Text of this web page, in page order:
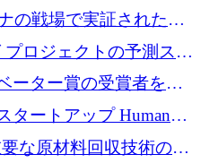
ジェンス プラットフォ
プレシードを調達
の戦場で実証された防
に5,000万ユーロの欧州
ロジェクトの予測スタ
a16z アクセラレータか
ーター賞の受賞者を紹
タートアップ Humanoid
万ドルで評価額 13 億
要な原材料回収技術の拡